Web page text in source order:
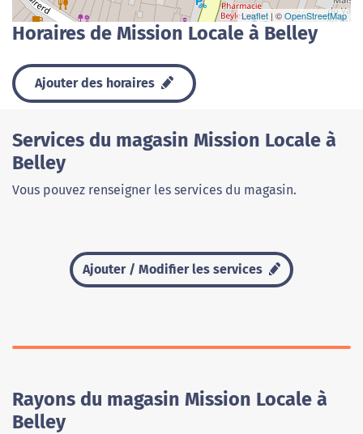
Leaflet | ©OpenStreetMap
Horaires de Mission Locale à Belley
Ajouter des horaires
Services du magasin Mission Locale à
Belley
Vous pouvez renseigner les services du magasin.
Ajouter / Modifier les services
Rayons du magasin Mission Locale à
Belley